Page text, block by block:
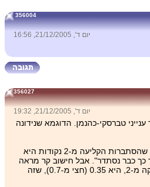
356004
יום ד', 21/12/2005, 16:56
356027
יום ד', 21/12/2005, 19:32
טברסקי-כהנמן. הדוגמא שנידונה
מאמן שקבוצתו נמצאת בפיגור של שתי נקודות כמה שניות לפני סוף המשחק, והכדור ברשותה, יכול להורות לשחקניו לזרוק ל-‏2 נקודות (ואם הכדור בפנים, תהיה הארכה), או ל-‏3. נניח שהסתברות הקליעה מ-‏2 נקודות היא
מסתבר, מורים במצב כזה לזרוק מ-‏2 נקודות, מתוך תחושה של "אחר כך כבר נסתדר". אבל חישוב קר מראה
שזו לא הפעולה האופטימלית: אם הקבוצות כה צמודות בסוף המשחק, אפשר להעריך את סיכויי הניצחון בהארכה של כל אחת מהן ב-‏50%, ולכן הסתברות הניצחון, אם הולכים על זריקה מ-‏2, היא 0.35 (חצי מ-‏0.7), שזה